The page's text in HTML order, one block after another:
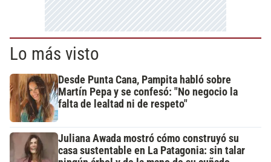
Lo más visto
Desde Punta Cana, Pampita habló sobre
Martín Pepa y se confesó: "No negocio la
falta de lealtad ni de respeto"
Juliana Awada mostró cómo construyó su
casa sustentable en La Patagonia: sin talar